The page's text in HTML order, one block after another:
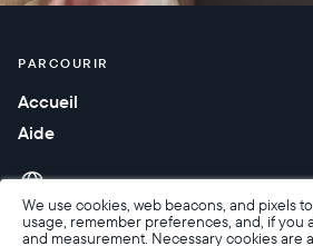
We use cookies, web beacons, and pixels
usage, remember preferences, and, if you
and measurement. Necessary cookies are
PARCOURIR
Accueil
Aide